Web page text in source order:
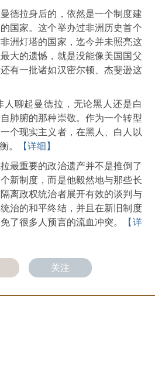
德拉身后的，依然是一个制度建
国家。这个举办过非洲历史首个
洲灯塔的国家，迄今并未照亮这
大的遗憾，就是没能像美国国父
有一批诸如汉密尔顿、杰斐逊这
人聊起曼德拉，无论黑人还是白
肺腑的那种崇敬。作为一个转型
个现实主义者，在黑人、白人以
。
【详细】
最重要的政治遗产并不是推倒了
新制度，而是他毅然地与那些长
离政权统治者展开有效的谈判与
治的和平终结，并且在新旧制度
了很多人预言的流血冲突。
【详
关注